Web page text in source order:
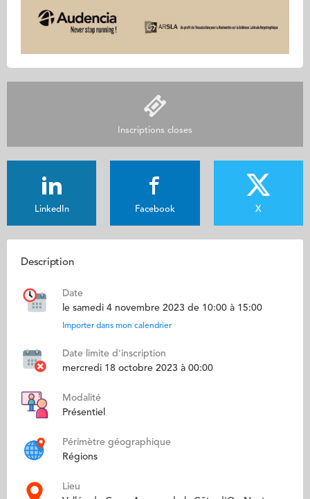
Inscriptions closes
LinkedIn Facebook X
Description
Date
le samedi 4 novembre 2023 de 10:00 à 15:00
Importer dans mon calendrier
Date limite d'inscription
mercredi 18 octobre 2023 à 00:00
Modalité
Présentiel
Périmètre géographique
Régions
Lieu